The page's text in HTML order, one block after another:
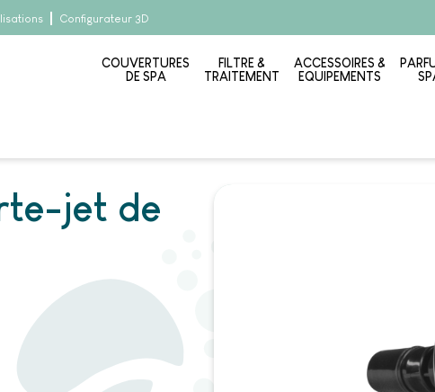
Configurateur 3D
COUVERTURES
DE SPA
FILTRE &
TRAITEMENT
ACCESSOIRES &
EQUIPEMENTS
jet de